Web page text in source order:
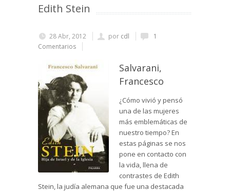
Edith Stein
28 Abr, 2012 por cdl
1
Comentarios
Salvarani,
Francesco
¿Cómo vivió y pensó
una de las mujeres
más emblemáticas de
nuestro tiempo? En
estas páginas se nos
pone en contacto con
la vida, llena de
contrastes de Edith
Stein, la judía alemana que fue una destacada